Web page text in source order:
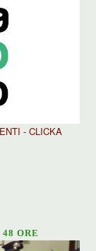
- CLICKA
ORE